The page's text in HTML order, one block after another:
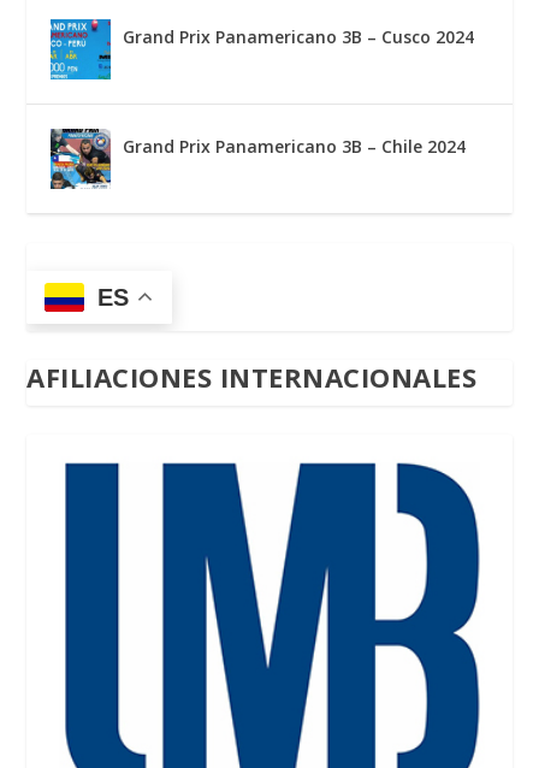
Grand Prix Panamericano 3B – Cusco 2024
Grand Prix Panamericano 3B – Chile 2024
ES
AFILIACIONES INTERNACIONALES